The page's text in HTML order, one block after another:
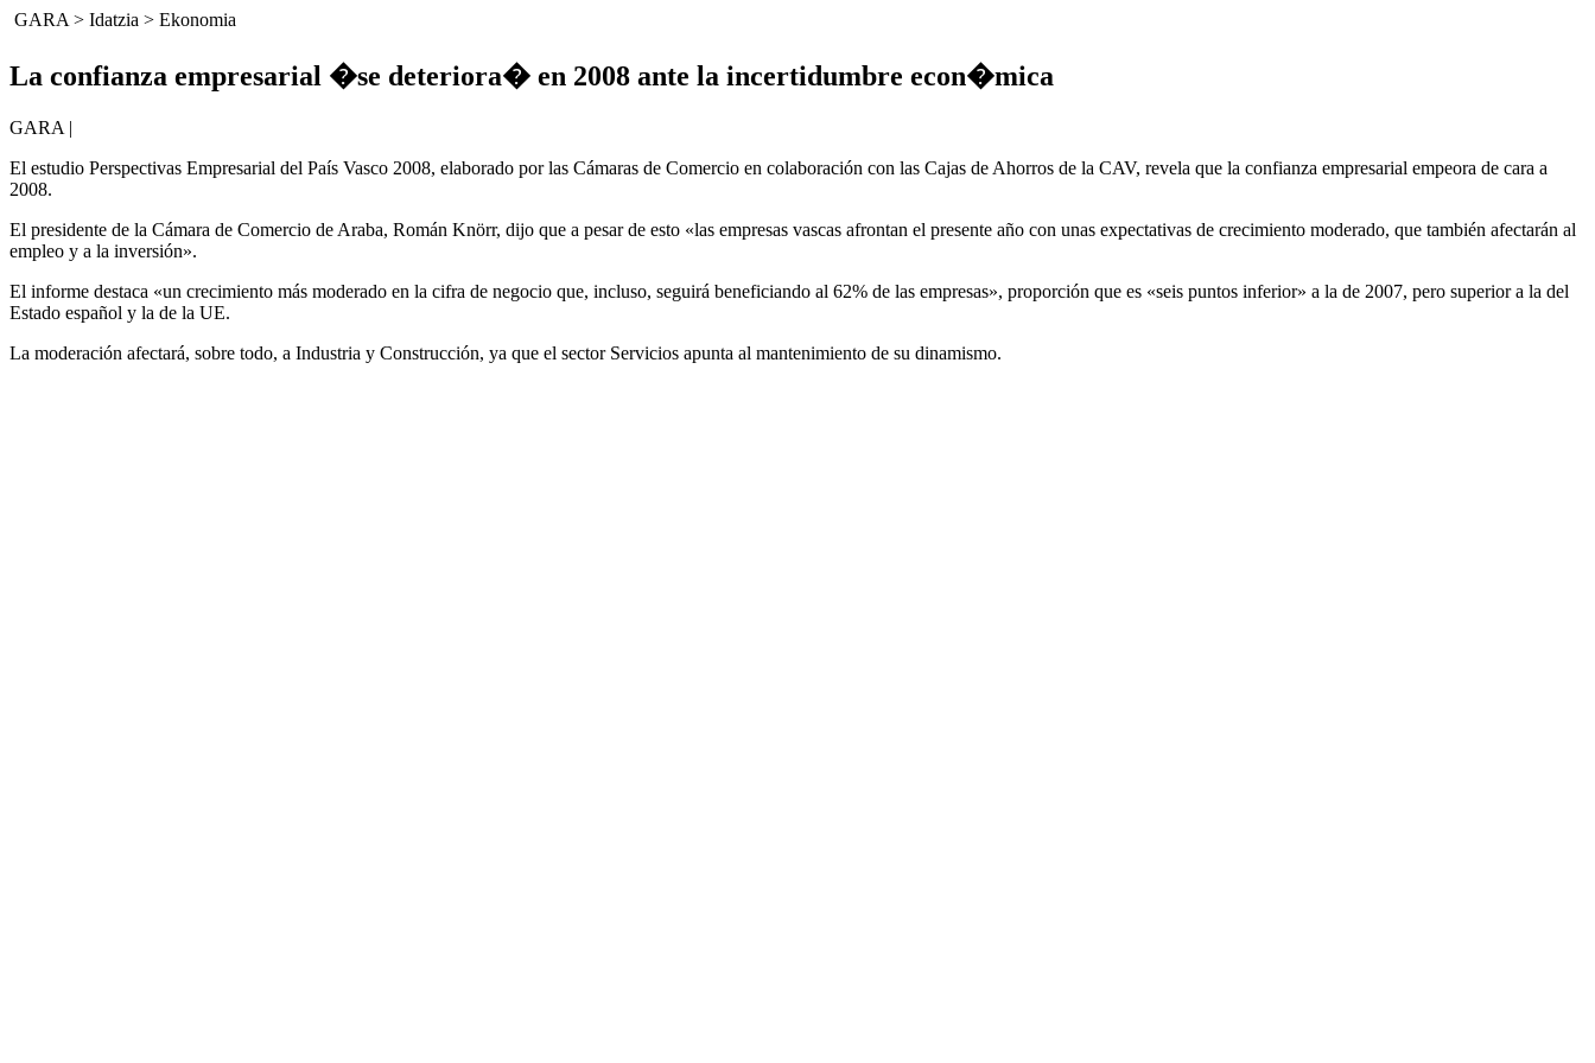
GARA > Idatzia > Ekonomia
La confianza empresarial �se deteriora� en 2008 ante la incertidumbre econ�mica
GARA |
El estudio Perspectivas Empresarial del País Vasco 2008, elaborado por las Cámaras de Comercio en colaboración con las Cajas de Ahorros de la CAV, revela que la confianza empresarial empeora de cara a
2008.
El presidente de la Cámara de Comercio de Araba, Román Knörr, dijo que a pesar de esto «las empresas vascas afrontan el presente año con unas expectativas de crecimiento moderado, que también afectarán al
empleo y a la inversión».
El informe destaca «un crecimiento más moderado en la cifra de negocio que, incluso, seguirá beneficiando al 62% de las empresas», proporción que es «seis puntos inferior» a la de 2007, pero superior a la del
Estado español y la de la UE.
La moderación afectará, sobre todo, a Industria y Construcción, ya que el sector Servicios apunta al mantenimiento de su dinamismo.